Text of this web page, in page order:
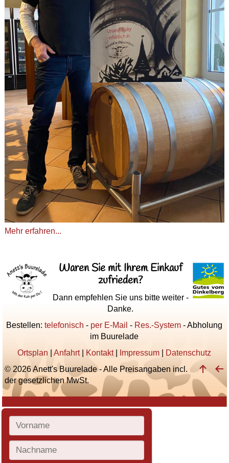
Mehr erfahren...
Waren Sie mit Ihrem Einkauf
zufrieden?
Dann empfehlen Sie uns bitte weiter -
Danke.
Bestellen:telefonisch - per E-Mail - Res.-System - Abholung
im Buurelade
Ortsplan |Anfahrt| Kontakt| Impressum
Datenschutz
© 2026 Anett's Buurelade - Alle Preisangaben incl.
der gesetzlichen MwSt.